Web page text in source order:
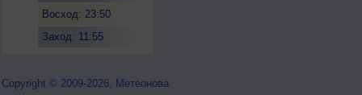
Восход: 23:50
Заход: 11:55
Copyright © 2009-2026, Метеонова